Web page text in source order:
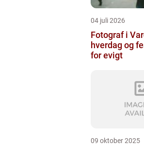
04 juli 2026
Fotograf i
hverdag og
for evigt
09 oktober 2025